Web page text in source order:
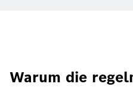
Warum die